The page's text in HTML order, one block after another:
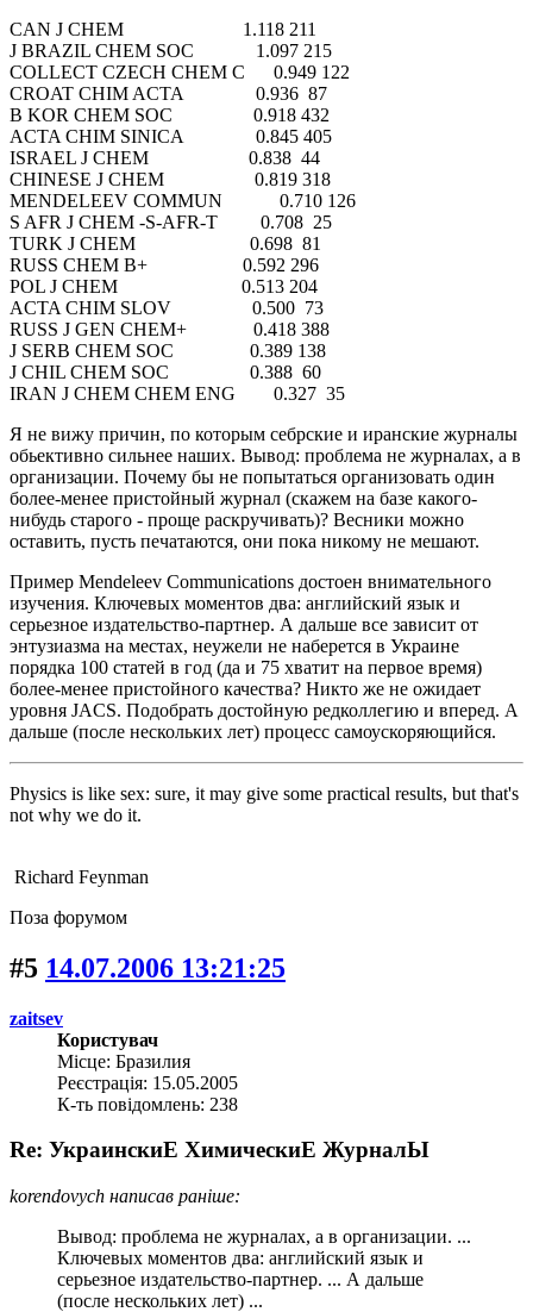
CAN J CHEM 1.118 211
J BRAZIL CHEM SOC 1.097 215
COLLECT CZECH CHEM C 0.949 122
CROAT CHIM ACTA 0.936 87
B KOR CHEM SOC 0.918 432
ACTA CHIM SINICA 0.845 405
ISRAEL J CHEM 0.838 44
CHINESE J CHEM 0.819 318
MENDELEEV COMMUN 0.710 126
S AFR J CHEM -S-AFR-T 0.708 25
TURK J CHEM 0.698 81
RUSS CHEM B+ 0.592 296
POL J CHEM 0.513 204
ACTA CHIM SLOV 0.500 73
RUSS J GEN CHEM+ 0.418 388
J SERB CHEM SOC 0.389 138
J CHIL CHEM SOC 0.388 60
IRAN J CHEM CHEM ENG 0.327 35
Я не вижу причин, по которым себрские и иранские журналы
обьективно сильнее наших. Вывод: проблема не журналах, а в
организации. Почему бы не попытаться организовать один
более-менее пристойный журнал (скажем на базе какого-
нибудь старого - проще раскручивать)? Весники можно
оставить, пусть печатаются, они пока никому не мешают.
Пример Mendeleev Communications достоен внимательного
изучения. Ключевых моментов два: английский язык и
серьезное издательство-партнер. А дальше все зависит от
энтузиазма на местах, неужели не наберется в Украине
порядка 100 статей в год (да и 75 хватит на первое время)
более-менее пристойного качества? Никто же не ожидает
уровня JACS. Подобрать достойную редколлегию и вперед. А
дальше (после нескольких лет) процесс самоускоряющийся.
Physics is like sex: sure, it may give some practical results, but that's
not why we do it.
Richard Feynman
Поза форумом
#5 14.07.2006 13:21:25
zaitsev
Користувач
Місце: Бразилия
Реєстрація: 15.05.2005
К-ть повідомлень: 238
Re: УкраинскиЕ ХимическиЕ ЖурналЫ
korendovych написав раніше:
Вывод: проблема не журналах, а в организации. ...
Ключевых моментов два: английский язык и
серьезное издательство-партнер. ... А дальше
(после нескольких лет) ...